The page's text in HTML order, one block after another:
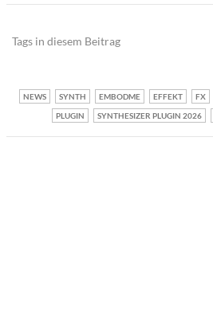
Tags in diesem Beitrag
NEWS SYNTH EMBODME EFFEKT FX
PLUGIN
SYNTHESIZER PLUGIN 2026